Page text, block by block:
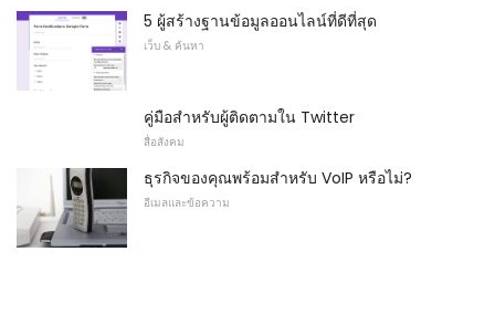
5 ผู้สร้างฐานข้อมูลออนไลน์ที่ดีที่สุด
เว็บ & ค้นหา
คู่มือสำหรับผู้ติดตามใน Twitter
สื่อสังคม
ธุรกิจของคุณพร้อมสำหรับ VoIP หรือไม่?
อีเมลและข้อความ